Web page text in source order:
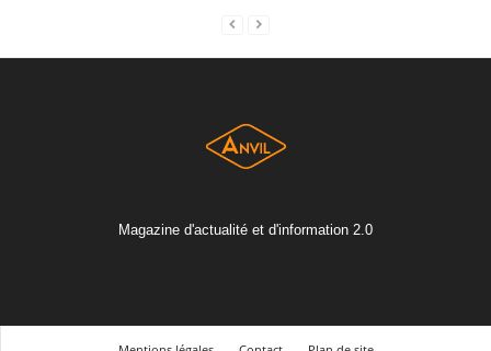
Magazine d'actualité et d'information 2.0